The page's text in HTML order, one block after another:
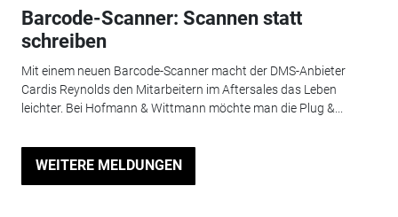
Barcode-Scanner: Scannen statt
schreiben
Mit einem neuen Barcode-Scanner macht der DMS-Anbieter
Cardis Reynolds den Mitarbeitern im Aftersales das Leben
leichter. Bei Hofmann & Wittmann möchte man die Plug &...
WEITERE MELDUNGEN